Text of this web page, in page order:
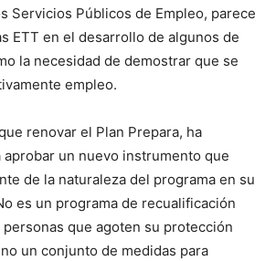
Servicios Públicos de Empleo, parece
ETT en el desarrollo de algunos de
la necesidad de demostrar que se
empleo.
renovar el Plan Prepara, ha
aprobar un nuevo instrumento que
de la naturaleza del programa en su
es un programa de recualificación
que agoten su protección
un conjunto de medidas para